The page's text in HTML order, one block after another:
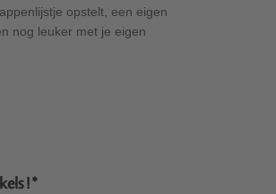
opstelt, een eigen
nog leuker met je eigen